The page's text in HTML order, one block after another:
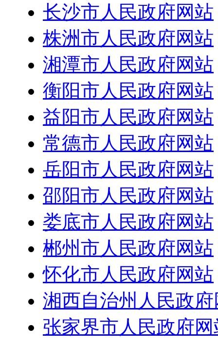
长沙市人民政府网站
株洲市人民政府网站
湘潭市人民政府网站
衡阳市人民政府网站
益阳市人民政府网站
常德市人民政府网站
岳阳市人民政府网站
邵阳市人民政府网站
娄底市人民政府网站
郴州市人民政府网站
怀化市人民政府网站
湘西自治州人民政
张家界市人民政府网